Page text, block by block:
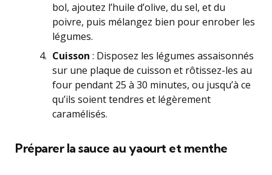
bol, ajoutez l’huile d’olive, du sel, et du
poivre, puis mélangez bien pour enrober les
légumes.
Cuisson : Disposez les légumes assaisonnés
sur une plaque de cuisson et rôtissez-les au
four pendant 25 à 30 minutes, ou jusqu’à ce
qu’ils soient tendres et légèrement
caramélisés.
Préparer la sauce au yaourt et menthe